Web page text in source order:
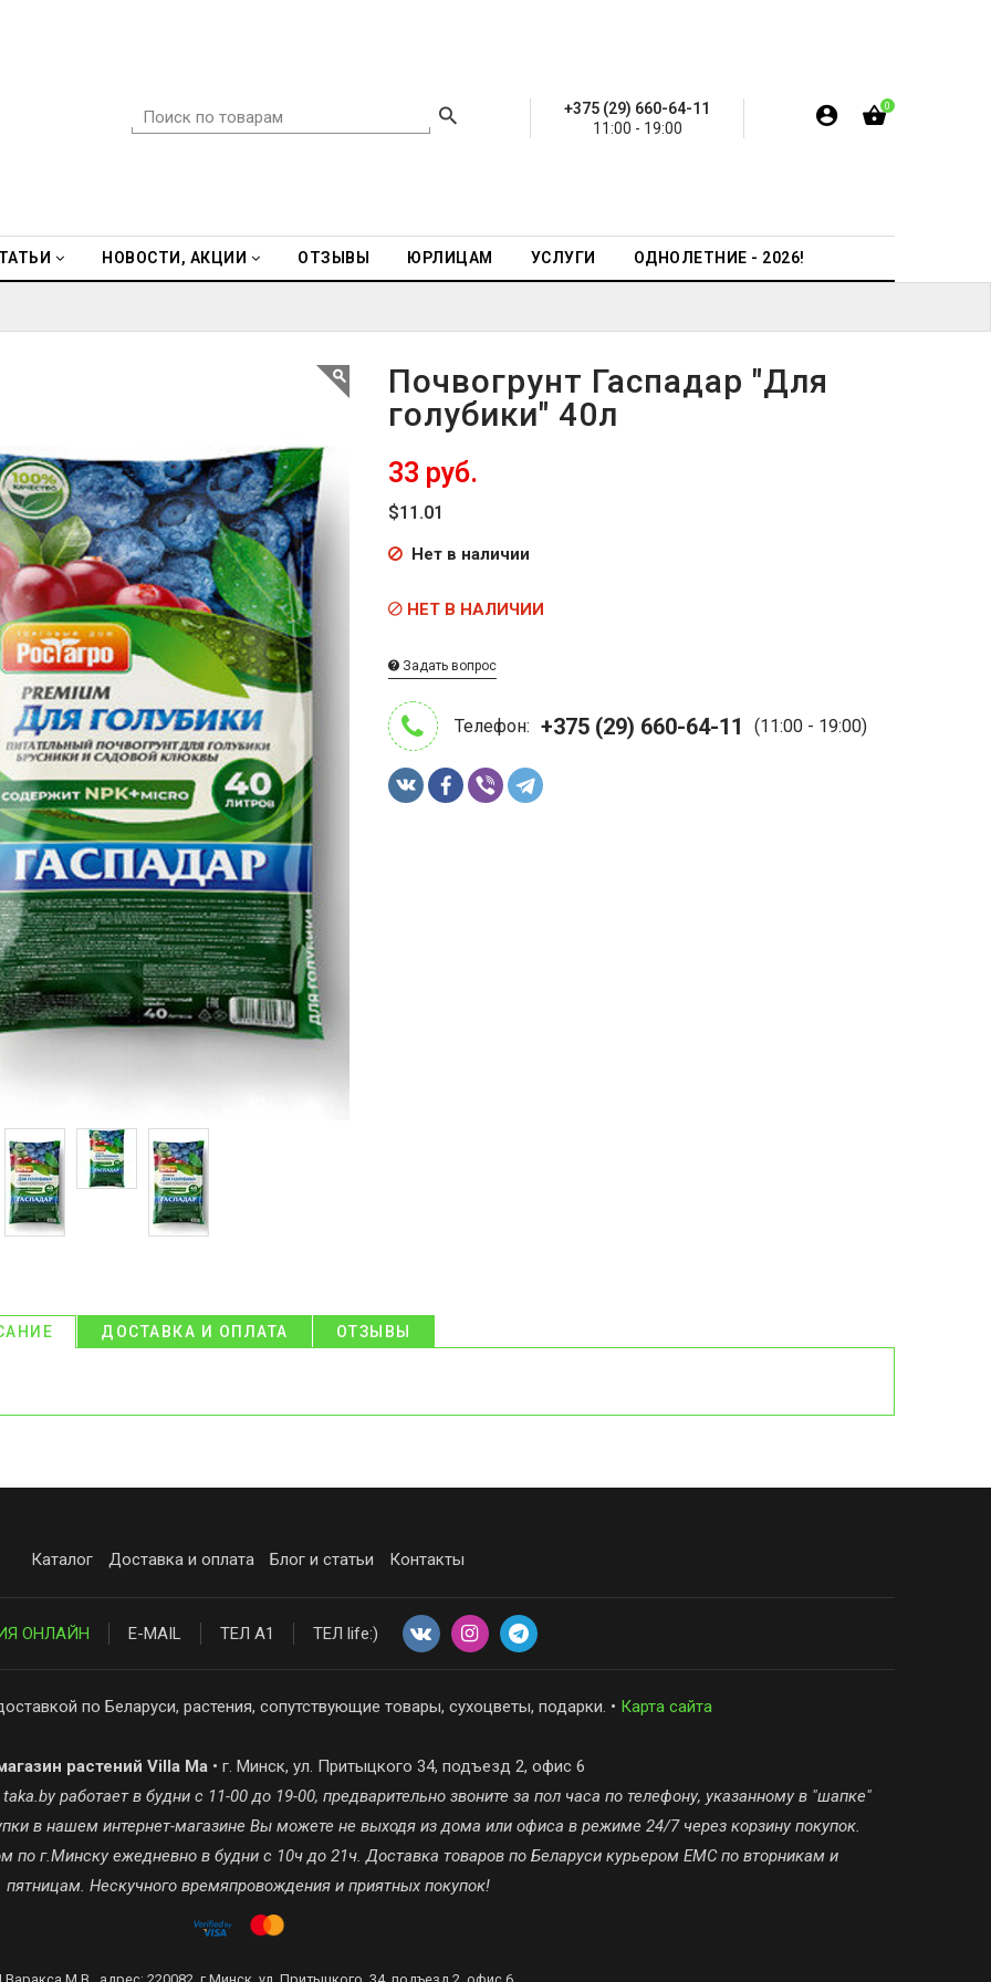
+375 (29) 660-64-11
11:00 - 19:00
0
НОВОСТИ, АКЦИИ ОТЗЫВЫ ЮРЛИЦАМ УСЛУГИ ОДНОЛЕТНИЕ - 2026!
Почвогрунт Гаспадар "Для
голубики" 40л
33 руб.
$11.01
Нет в наличии
НЕТ В НАЛИЧИИ
Задать вопрос
Телефон: +375 (29) 660-64-11 (11:00 - 19:00)
ДОСТАВКА И ОПЛАТА ОТЗЫВЫ
Каталог Доставка и оплата Блог и статьи Контакты
ОНЛАЙН E-MAIL ТЕЛ А1 ТЕЛ life:)
по Беларуси, растения, сопутствующие товары, сухоцветы, подарки. • Карта сайта
растений Villa Ma • г. Минск, ул. Притыцкого 34, подъезд 2, офис 6
работает в будни с 11-00 до 19-00, предварительно звоните за пол часа по телефону, указанному в "шапке"
в нашем интернет-магазине Вы можете не выходя из дома или офиса в режиме 24/7 через корзину покупок.
по г.Минску ежедневно в будни с 10ч до 21ч. Доставка товаров по Беларуси курьером ЕМС по вторникам и
пятницам. Нескучного времяпровождения и приятных покупок!